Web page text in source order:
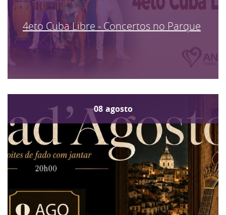
4eto Cuba Libre - Concertos no Parque
08 agosto